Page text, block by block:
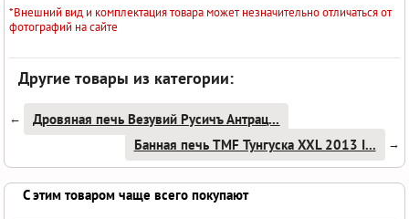
*Внешний вид и комплектация товара может незначительно отличаться от
фотографий на сайте
Другие товары из категории:
←
Дровяная печь Везувий Русичъ Антрац...
Банная печь TMF Тунгуска XXL 2013 I...
→
С этим товаром чаще всего покупают